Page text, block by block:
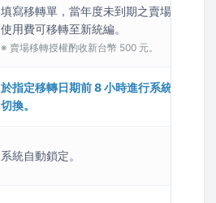
填寫移轉單，當年度未到期之賣場
使用費可移轉至新統編。
※ 賣場移轉授權酌收新台幣 500 元。
於指定移轉日期前 8 小時進行系統
切換。
系統自動鎖定。